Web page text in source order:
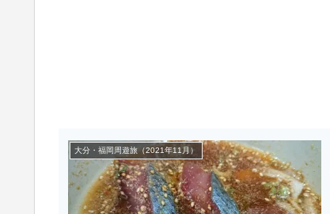
大分・福岡周遊旅（2021年11月）